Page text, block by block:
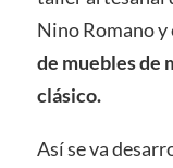
Nino Romano y
de muebles de
clásico.
Así se va